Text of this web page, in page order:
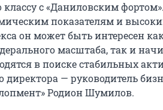
с «Даниловским
показателям и
он может быть интересен
масштаба, так и
в поиске стабильных
директора — руководитель
Родион Шумилов.